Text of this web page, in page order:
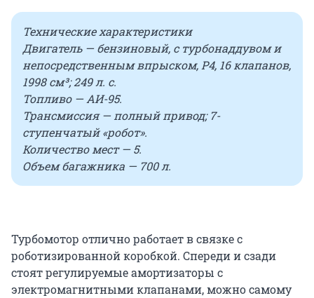
Технические характеристики
Двигатель — бензиновый, с турбонаддувом и
непосредственным впрыском, Р4, 16 клапанов,
1998 см³; 249 л. с.
Топливо — АИ-95.
Трансмиссия — полный привод; 7-
ступенчатый «робот».
Количество мест — 5.
Объем багажника — 700 л.
Турбомотор отлично работает в связке с
роботизированной коробкой. Спереди и сзади
стоят регулируемые амортизаторы с
электромагнитными клапанами, можно самому